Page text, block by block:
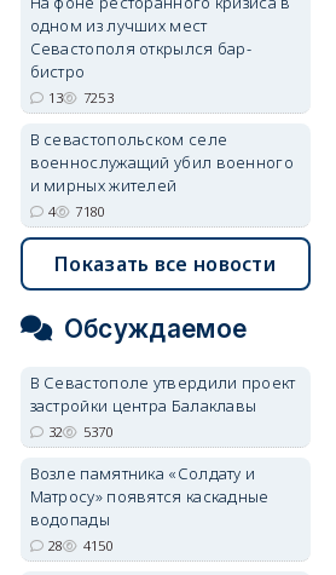
одном из лучших мест
Севастополя открылся бар-
бистро
13 7253
В севастопольском селе
военнослужащий убил военного
и мирных жителей
4 7180
Показать все новости
Обсуждаемое
В Севастополе утвердили проект
застройки центра Балаклавы
32 5370
Возле памятника «Солдату и
Матросу» появятся каскадные
водопады
28 4150